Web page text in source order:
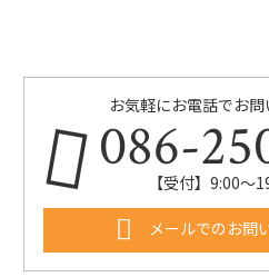
お気軽にお電話でお問
086-【受付】9:00〜
メールでのお問